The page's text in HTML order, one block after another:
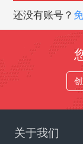
还没有账号？
关于我们